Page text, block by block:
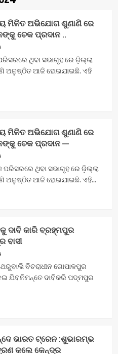
ମିଳିତ ଅଭିଯୋଗ ଶୁଣାଣି ରେ
ଚେକ ପ୍ରଦାନ ..
ଥିବା ସଭାଗୃହ ରେ ଜ଼ିଲ୍ଲା
ଅନୁଷ୍ଠିତ ଆଜି ହୋଇଯାଇଛି. ଏହି
ମିଳିତ ଅଭିଯୋଗ ଶୁଣାଣି ରେ
ଚେକ ପ୍ରଦାନ —
ଥିବା ସଭାଗୃହ ରେ ଜ଼ିଲ୍ଲା
ଅନୁଷ୍ଠିତ ଆଜି ହୋଇଯାଇଛି. ଏହି...
ଦାବି କାରି ବ୍ରହ୍ମପୁର
ବାସୀ
ବିଚରାଧୀନ ଗୋପାଳପୁର
ଯିବନିମନ୍ତେ ଦାବିକରି ପଦ୍ମପୁର
ଭାରତ ଟ୍ରେନ :ଶୁଭାରମ୍ଭ
କଲେ କେନ୍ଦ୍ର